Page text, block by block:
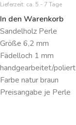
Lieferzeit: ca. 5 - 7 Tage
In den Warenkorb
Sandelholz Perle
Größe 6,2 mm
Fädelloch 1 mm
handgearbeitet/poliert
Farbe natur braun
Preisangabe je Perle